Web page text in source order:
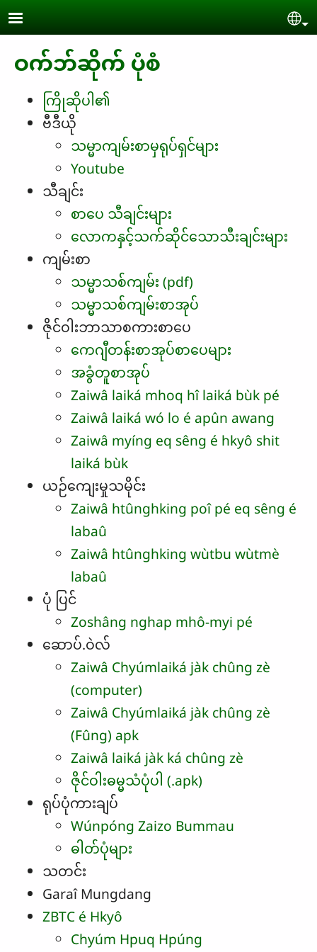
Skip to main content
ဝက်ဘ်ဆိုက် ပုံစံ
ကြိုဆိုပါ၏
ဗီဒီယို
သမ္မာကျမ်းစာမှရုပ်ရှင်များ
Youtube
သီချင်း
စာပေ သီချင်းများ
လောကနှင့်သက်ဆိုင်သောသီးချင်းများ
ကျမ်းစာ
သမ္မာသစ်ကျမ်း (pdf)
သမ္မာသစ်ကျမ်းစာအုပ်
ဇိုင်ဝါးဘာသာစကားစာပေ
ကေဂျီတန်းစာအုပ်စာပေများ
အခွံတူစာအုပ်
Zaiwâ laiká mhoq hî laiká bùk pé
Zaiwâ laiká wó lo é apûn awang
Zaiwâ myíng eq sêng é hkyô shit
laiká bùk
ယဉ်ကျေးမှုသမိုင်း
Zaiwâ htûnghking poî pé eq sêng é
labaû
Zaiwâ htûnghking wùtbu wùtmè
labaû
ပုံ ပြင်
Zoshâng nghap mhô-myi pé
ဆောပ်.ဝဲလ်
Zaiwâ Chyúmlaiká jàk chûng zè
(computer)
Zaiwâ Chyúmlaiká jàk chûng zè
(Fûng) apk
Zaiwâ laiká jàk ká chûng zè
ဇိုင်ဝါးဓမ္မသံပုံပါ (.apk)
ရုပ်ပုံကားချပ်
Wúnpóng Zaizo Bummau
ဓါတ်ပုံများ
သတင်း
Garaî Mungdang
ZBTC é Hkyô
Chyúm Hpuq Hpúng